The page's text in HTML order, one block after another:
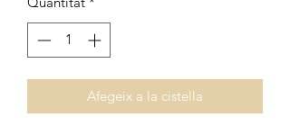
Afegeix a la cistella